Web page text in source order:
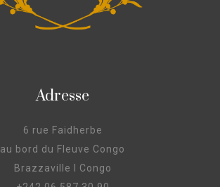
Adresse
6 rue Faidherbe
au bord du Fleuve Congo
Brazzaville I Congo